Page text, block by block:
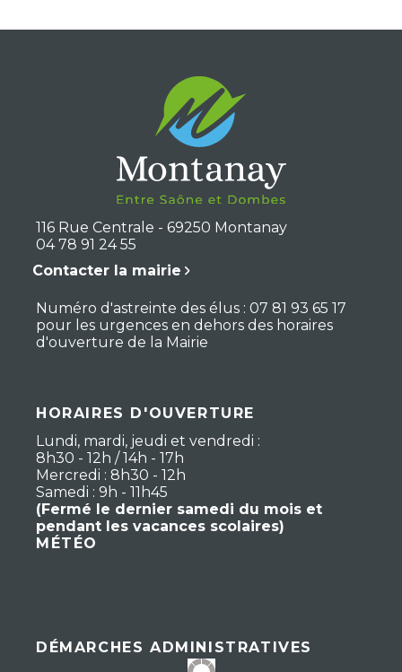
116 Rue Centrale - 69250 Montanay
04 78 91 24 55
Contacter la mairie
Numéro d'astreinte des élus : 07 81 93 65 17
pour les urgences en dehors des horaires
d'ouverture de la Mairie
HORAIRES D'OUVERTURE
Lundi, mardi, jeudi et vendredi :
8h30 - 12h / 14h - 17h
Mercredi : 8h30 - 12h
Samedi : 9h - 11h45
(Fermé le dernier samedi du mois et
pendant les vacances scolaires)
MÉTÉO
DÉMARCHES ADMINISTRATIVES